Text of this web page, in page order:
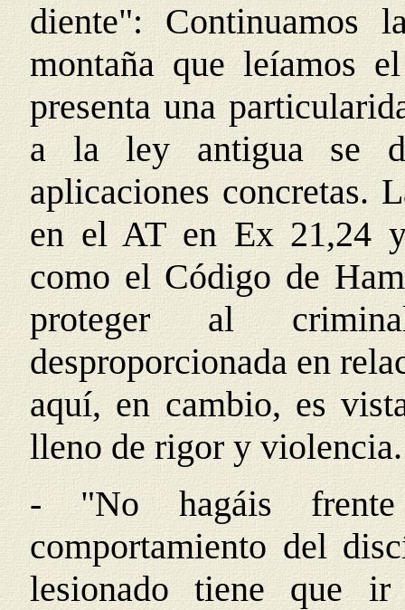
diente": Continuamos
montaña que leíamos
presenta una
a la ley antigua se
aplicaciones concretas.
en el AT en Ex 21,24
como el Código de
proteger al
desproporcionada en
aquí, en cambio, es
lleno de rigor y violencia.
- "No hagáis
comportamiento del
lesionado tiene que